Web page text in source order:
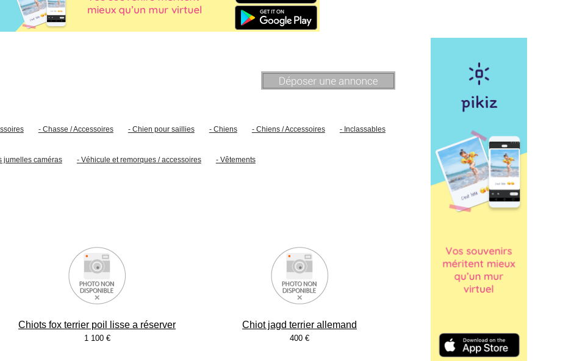
- Chasse / Accessoires - Chien pour saillies - Chiens - Chiens / Accessoires - Inclassables
jumelles caméras - Véhicule et remorques / accessoires - Vêtements
Chiots fox terrier poil lisse a réserver
1 100 €
Chiot jagd terrier allemand
400 €